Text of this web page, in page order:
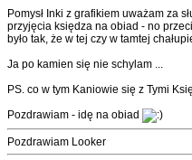
Pomysł Inki z grafikiem uważam za
przyjęcia księdza na obiad - no
było tak, że w tej czy w tamtej
Ja po kamien się nie schylam ...
PS. co w tym Kaniowie się z Tymi
Pozdrawiam - idę na obiad
Pozdrawiam Looker